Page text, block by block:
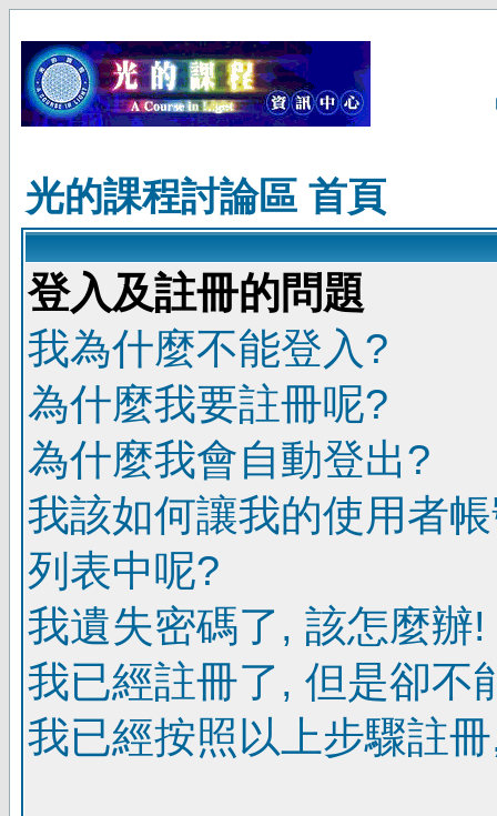
光的課程討論區 首頁
登入及註冊的問題
我為什麼不能登入?
為什麼我要註冊呢?
為什麼我會自動登出?
我該如何讓我的使用者
列表中呢?
我遺失密碼了, 該怎麼辦!
我已經註冊了, 但是卻不
我已經按照以上步驟註